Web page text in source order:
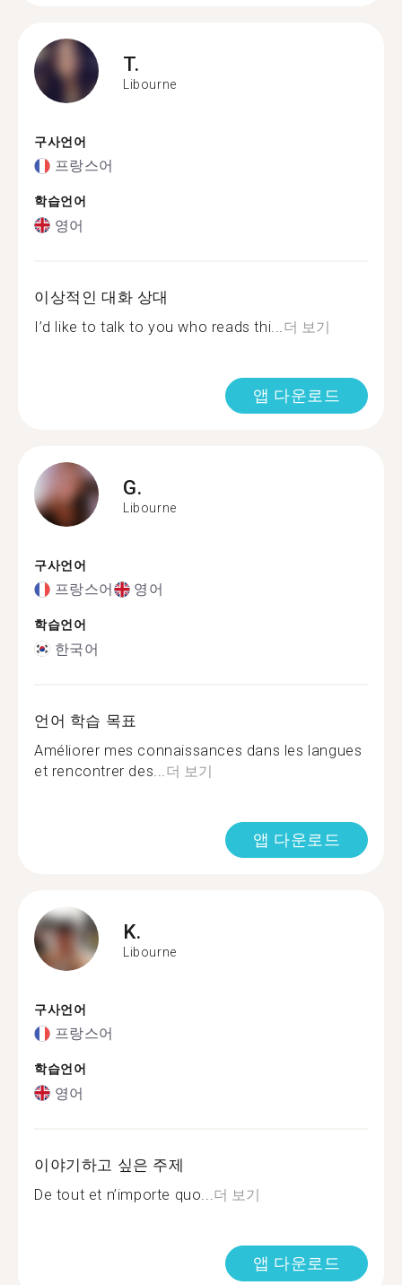
T.
Libourne
구사언어
프랑스어
학습언어
영어
이상적인 대화 상대
I’d like to talk to you who reads thi... 더 보기
앱 다운로드
G.
Libourne
구사언어
프랑스어 영어
학습언어
한국어
언어 학습 목표
Améliorer mes connaissances dans les langues
et rencontrer des... 더 보기
앱 다운로드
K.
Libourne
구사언어
프랑스어
학습언어
영어
이야기하고 싶은 주제
De tout et n’importe quo... 더 보기
앱 다운로드